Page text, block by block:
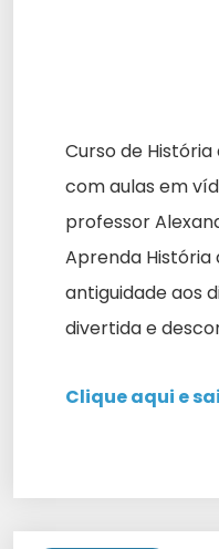
Curso de
com aulas em
professor
Aprenda História
antiguidade aos
divertida e
Clique aqui e